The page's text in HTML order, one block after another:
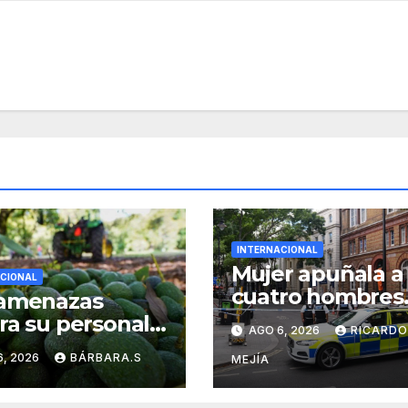
su personal,
de
2026 BÁRBARA.S
INTERNACIONAL
Mujer apuñala a
cuatro hombres
con tijeras en
Londres: «Es
persona sin
AGO 6, 2026 RICARDO
MEJÍA